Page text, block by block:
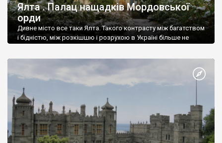
Ялта . Палац нащадків Мордовської
орди
Дивне місто все таки Ялта. Такого контрасту між багатством
і бідністю, між розкішшю і розрухою в Україні більше не